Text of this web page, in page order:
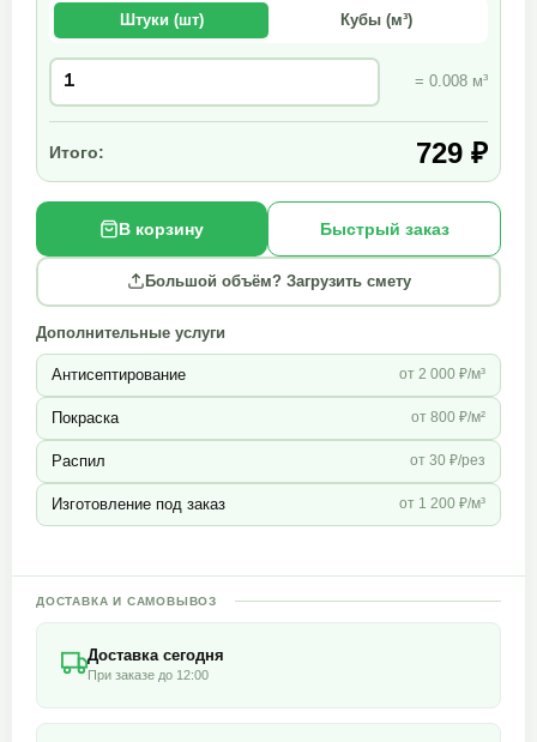
Штуки (шт) Кубы (м³)
= 0.008 м³
Итого: 729 ₽
В корзину Быстрый заказ
Большой объём? Загрузить смету
Дополнительные услуги
Антисептирование от 2 000 ₽/м³
Покраска от 800 ₽/м²
Распил от 30 ₽/рез
Изготовление под заказ от 1 200 ₽/м³
ДОСТАВКА И САМОВЫВОЗ
Доставка сегодня
При заказе до 12:00